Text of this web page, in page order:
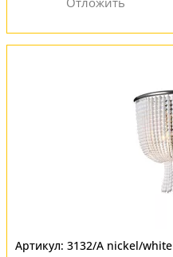
3132/A nickel/white